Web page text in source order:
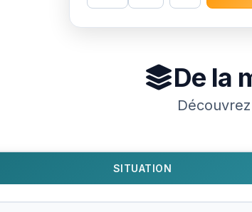
De la
SITUATION